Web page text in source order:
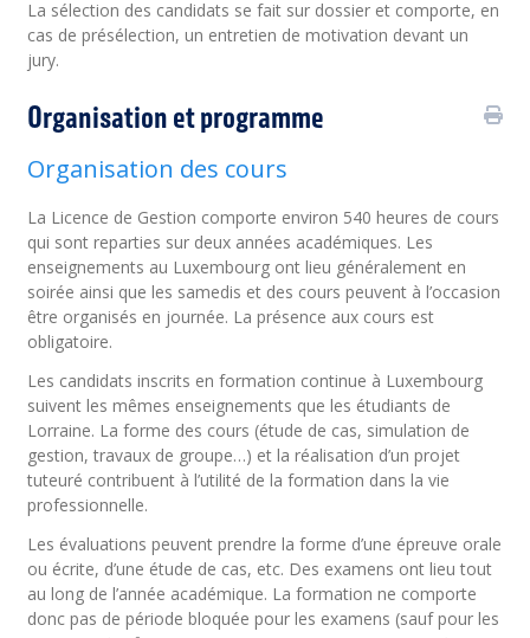
La sélection des candidats se fait sur dossier et comporte, en
cas de présélection, un entretien de motivation devant un
jury.
Organisation et programme
Organisation des cours
La Licence de Gestion comporte environ 540 heures de cours
qui sont reparties sur deux années académiques. Les
enseignements au Luxembourg ont lieu généralement en
soirée ainsi que les samedis et des cours peuvent à l’occasion
être organisés en journée. La présence aux cours est
obligatoire.
Les candidats inscrits en formation continue à Luxembourg
suivent les mêmes enseignements que les étudiants de
Lorraine. La forme des cours (étude de cas, simulation de
gestion, travaux de groupe…) et la réalisation d’un projet
tuteuré contribuent à l’utilité de la formation dans la vie
professionnelle.
Les évaluations peuvent prendre la forme d’une épreuve orale
ou écrite, d’une étude de cas, etc. Des examens ont lieu tout
au long de l’année académique. La formation ne comporte
donc pas de période bloquée pour les examens (sauf pour les